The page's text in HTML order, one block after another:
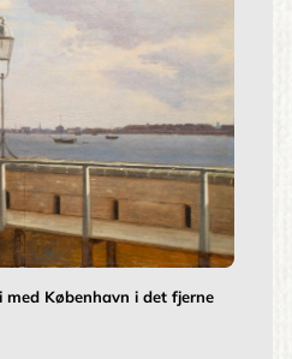
København i det fjerne